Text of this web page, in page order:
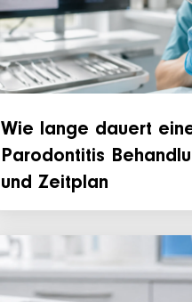
Wie lange dauert
Parodontitis
und Zeitplan